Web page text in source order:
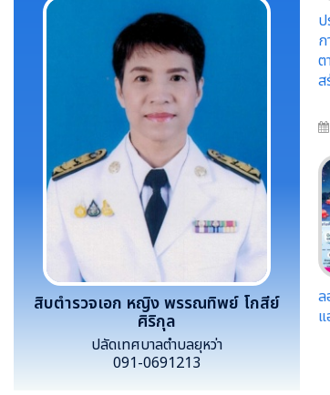
สิบตำรวจเอก หญิง พรรณทิพย์ โกสีย์
ศิริกุล
ปลัดเทศบาลตำบลยุหว่า
091-0691213
ต
ส
ล